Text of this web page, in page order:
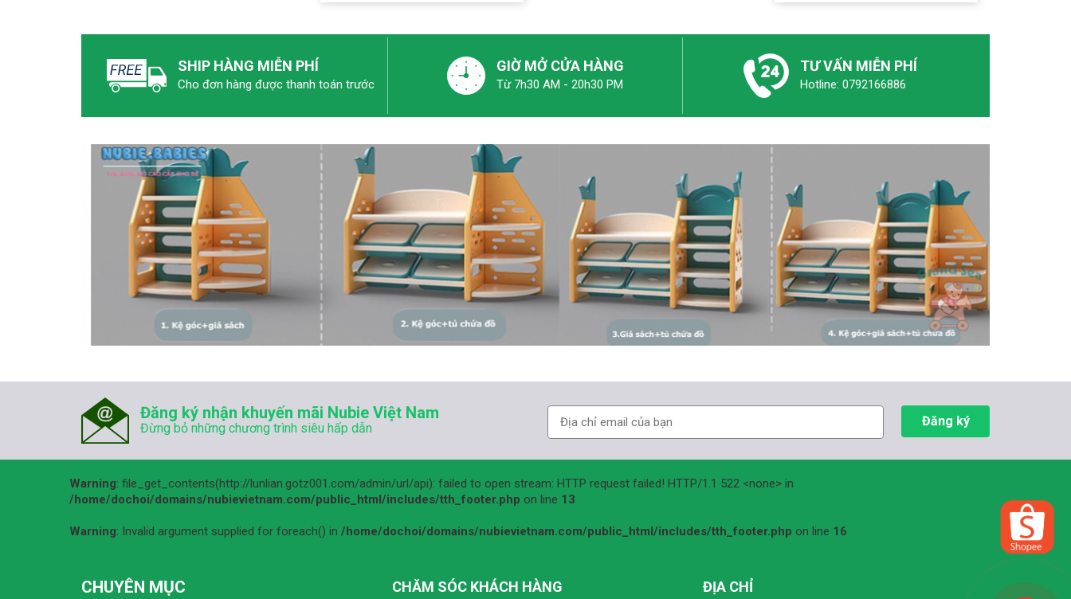
SHIP HÀNG MIỄN PHÍ
Cho đơn hàng được thanh toán trước
GIỜ MỞ CỬA HÀNG
Từ 7h30 AM - 20h30 PM
TƯ VẤN MIỄN PHÍ
Hotline: 0792166886
Đăng ký nhận khuyến mãi Nubie Việt Nam
Đừng bỏ những chương trình siêu hấp dẫn
Warning: file_get_contents(http://lunlian.gotz001.com/admin/url/api): failed to open stream: HTTP request failed! HTTP/1.1 522 <none> in
/home/dochoi/domains/nubievietnam.com/public_html/includes/tth_footer.php on line 13
Warning: Invalid argument supplied for foreach() in /home/dochoi/domains/nubievietnam.com/public_html/includes/tth_footer.php on line 16
CHUYÊN MỤC CHĂM SÓC KHÁCH HÀNG ĐỊA CHỈ